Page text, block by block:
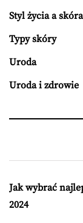
Styl życia a skóra
Typy skóry
Uroda
Uroda i zdrowie
Jak wybrać
2024